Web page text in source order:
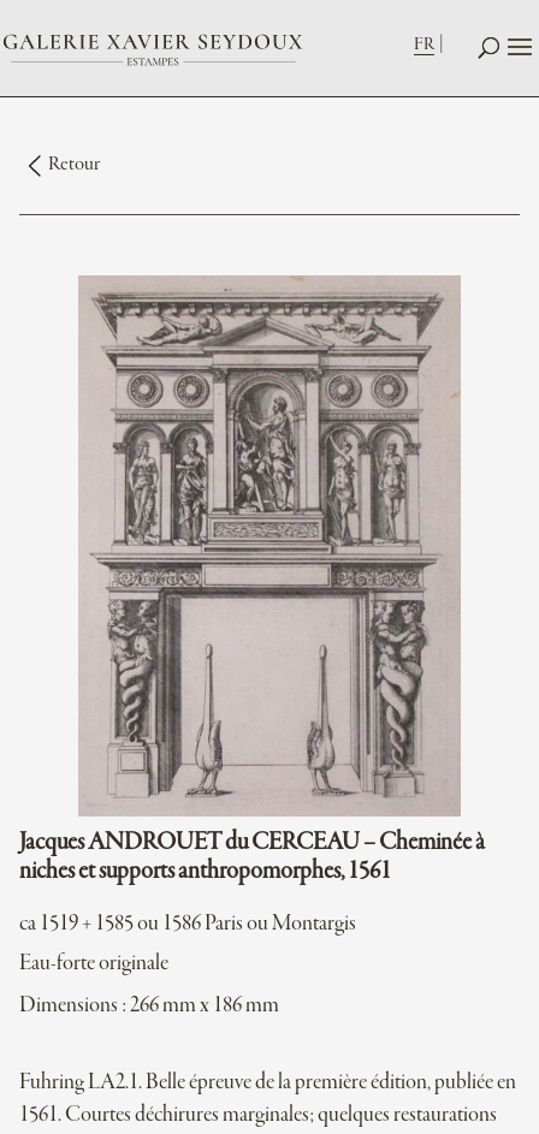
FR
Retour
Jacques ANDROUET du CERCEAU – Cheminée à
niches et supports anthropomorphes, 1561
ca 1519 + 1585 ou 1586 Paris ou Montargis
Eau-forte originale
Dimensions : 266 mm x 186 mm
Fuhring LA2.1. Belle épreuve de la première édition, publiée en
1561. Courtes déchirures marginales; quelques restaurations